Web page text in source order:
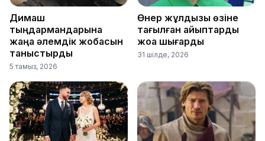
Димаш
тыңдармандарына
жаңа әлемдік жобасын
таныстырды
5 тамыз, 2026
Өнер жұлдызы өзіне
тағылған айыптарды
жоққа шығарды
31 шілде, 2026